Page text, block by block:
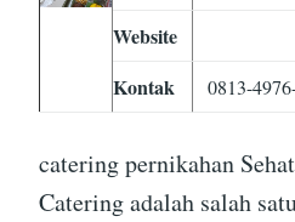
Website
Kontak
0813-
catering pernikahan
Catering adalah salah